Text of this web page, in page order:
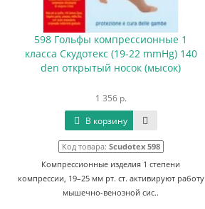
598 Гольфы компрессионные 1
класса Скудотекс (19-22 mmHg) 140
den открытый носок (мысок)
1 356 р.
В корзину
Код товара: Scudotex 598
Компрессионные изделия 1 степени
компрессии, 19–25 мм рт. ст. активируют работу
мышечно-венозной сис..